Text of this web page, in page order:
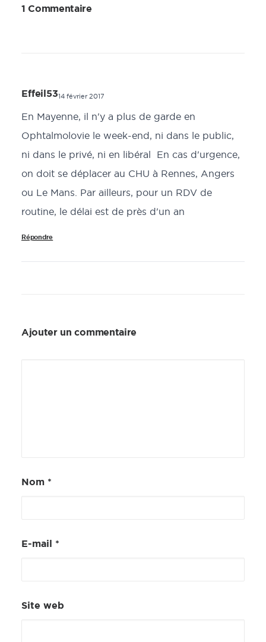
1 Commentaire
Effeil5314 février 2017
En Mayenne, il n'y a plus de garde en
Ophtalmolovie le week-end, ni dans le public,
ni dans le privé, ni en libéral En cas d'urgence,
on doit se déplacer au CHU à Rennes, Angers
ou Le Mans. Par ailleurs, pour un RDV de
routine, le délai est de près d'un an
Répondre
Ajouter un commentaire
Nom *
E-mail *
Site web